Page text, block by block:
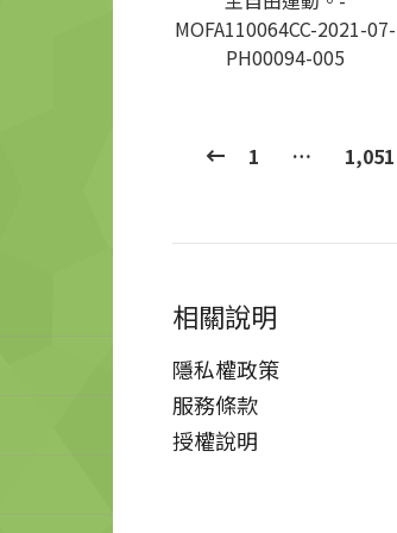
MOFA110064CC-2021-07-
PH00094-005
1 … 1,051
相關說明
隱私權政策
服務條款
授權說明